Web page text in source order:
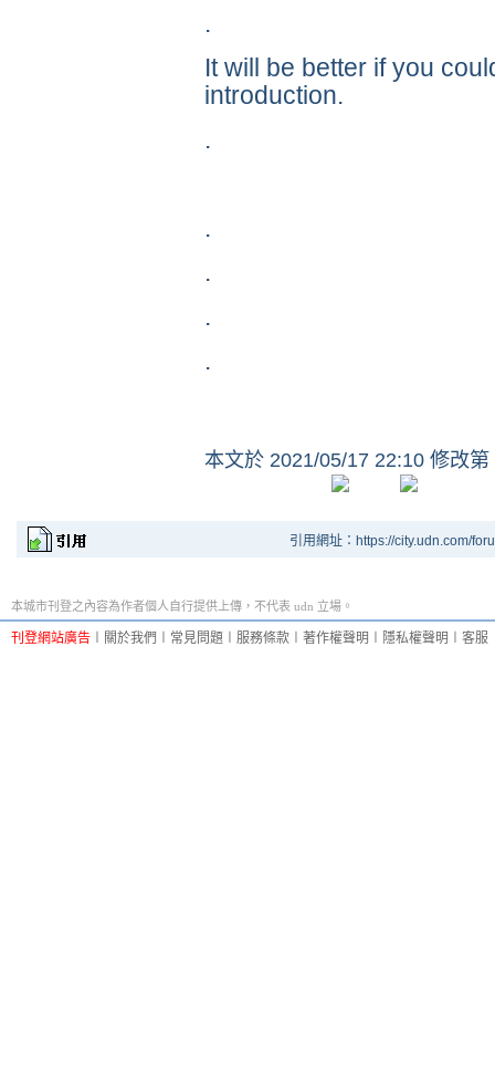
.
It will be better if you
introduction.
.
.
.
.
.
本文於 2021/05/17 22:10 修改第
引用網址：https://city.udn.com/
本城市刊登之內容為作者個人自行提供上傳，不代表 udn 立場。
刊登網站廣告 關於我們 常見問題 服務條款 著作權聲明 隱私權聲明 客服